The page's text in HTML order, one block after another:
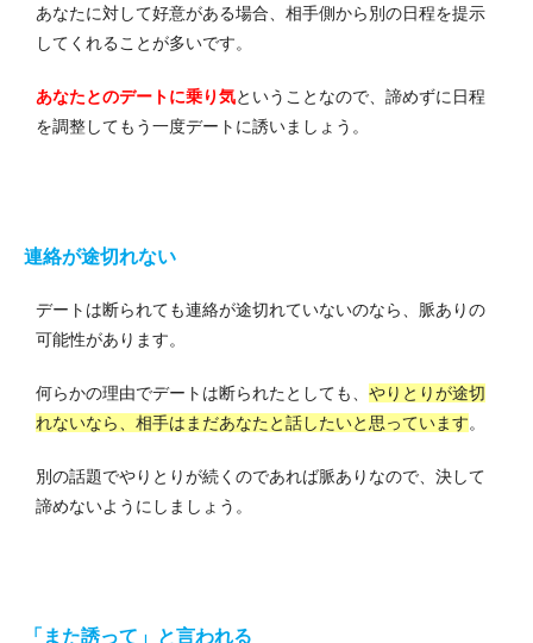
あなたに対して好意がある場合、相手側から別の日程を提示
してくれることが多いです。
あなたとのデートに乗り気ということなので、諦めずに日程
を調整してもう一度デートに誘いましょう。
連絡が途切れない
デートは断られても連絡が途切れていないのなら、脈ありの
可能性があります。
何らかの理由でデートは断られたとしても、 やりとりが途切
れないなら、相手はまだあなたと話したいと思っています。
別の話題でやりとりが続くのであれば脈ありなので、決して
諦めないようにしましょう。
「また誘って」と言われる